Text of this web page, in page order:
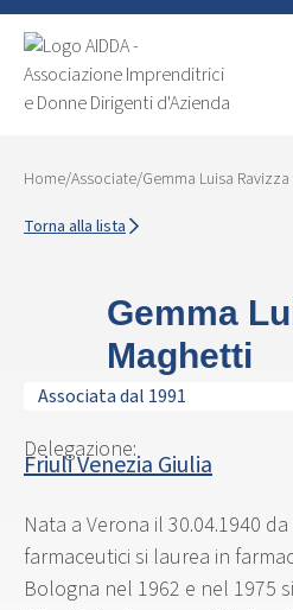
Home/Associate/Gemma Luisa
Torna alla lista
Gemma
Maghetti
Associata dal 1991
Delegazione:
Friuli Venezia Giulia
Nata a Verona il 30.04.1940
farmaceutici si laurea in
Bologna nel 1962 e nel 1975